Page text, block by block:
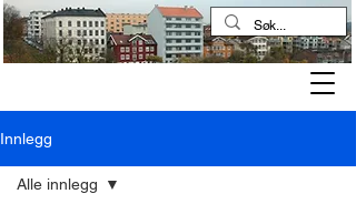
Innlegg
Alle innlegg